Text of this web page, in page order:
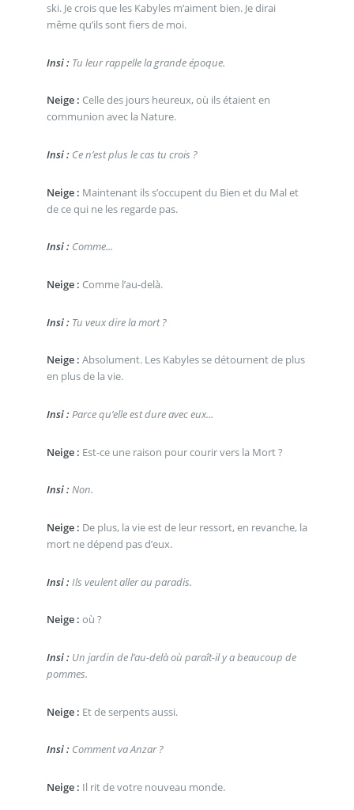
ski. Je crois que les Kabyles m’aiment bien. Je dirai
même qu’ils sont fiers de moi.
Insi : Tu leur rappelle la grande époque.
Neige : Celle des jours heureux, où ils étaient en
communion avec la Nature.
Insi : Ce n’est plus le cas tu crois ?
Neige : Maintenant ils s’occupent du Bien et du Mal et
de ce qui ne les regarde pas.
Insi : Comme...
Neige : Comme l’au-delà.
Insi : Tu veux dire la mort ?
Neige : Absolument. Les Kabyles se détournent de plus
en plus de la vie.
Insi : Parce qu’elle est dure avec eux...
Neige : Est-ce une raison pour courir vers la Mort ?
Insi : Non.
Neige : De plus, la vie est de leur ressort, en revanche, la
mort ne dépend pas d’eux.
Insi : Ils veulent aller au paradis.
Neige : où ?
Insi : Un jardin de l’au-delà où paraît-il y a beaucoup de
pommes.
Neige : Et de serpents aussi.
Insi : Comment va Anzar ?
Neige : Il rit de votre nouveau monde.